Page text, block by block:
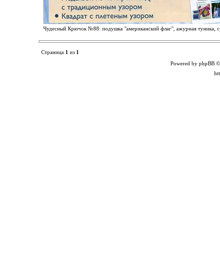
Чудесный Крючок №88: подушка "американский флаг", ажурная
Страница 1 из 1
Powered by phpBB